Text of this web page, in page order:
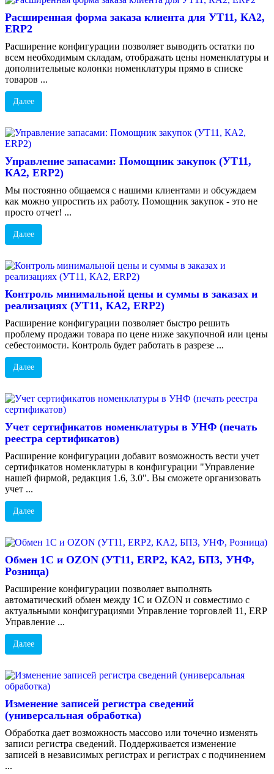
Расширенная форма заказа клиента для УТ11, КА2,
ERP2
Расширение конфигурации позволяет выводить остатки по
всем необходимым складам, отображать цены номенклатуры и
дополнительные колонки номенклатуры прямо в списке
товаров ...
Далее
Управление запасами: Помощник закупок (УТ11,
КА2, ERP2)
Мы постоянно общаемся с нашими клиентами и обсуждаем
как можно упростить их работу. Помощник закупок - это не
просто отчет! ...
Далее
Контроль минимальной цены и суммы в заказах и
реализациях (УТ11, КА2, ERP2)
Расширение конфигурации позволяет быстро решить
проблему продажи товара по цене ниже закупочной или цены
себестоимости. Контроль будет работать в разрезе ...
Далее
Учет сертификатов номенклатуры в УНФ (печать
реестра сертификатов)
Расширение конфигурации добавит возможность вести учет
сертификатов номенклатуры в конфигурации "Управление
нашей фирмой, редакция 1.6, 3.0". Вы сможете организовать
учет ...
Далее
Обмен 1С и OZON (УТ11, ERP2, КА2, БП3, УНФ,
Розница)
Расширение конфигурации позволяет выполнять
автоматический обмен между 1С и OZON и совместимо с
актуальными конфигурациями Управление торговлей 11, ERP
Управление ...
Далее
Изменение записей регистра сведений
(универсальная обработка)
Обработка дает возможность массово или точечно изменять
записи регистра сведений. Поддерживается изменение
записей в независимых регистрах и регистрах с подчинением
...